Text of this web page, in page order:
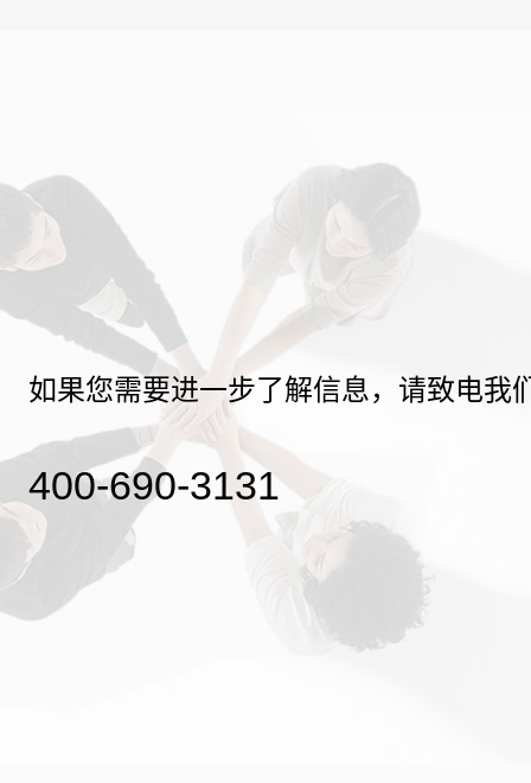
如果您需要进一步了解信息，请致电我
400-690-3131